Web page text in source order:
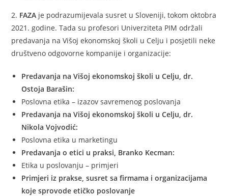
2. FAZA je podrazumijevala susret u Sloveniji, tokom oktobra
2021. godine. Tada su profesori Univerziteta PIM održali
predavanja na Višoj ekonomskoj školi u Celju i posjetili neke
društveno odgovorne kompanije i organizacije:
Predavanja na Višoj ekonomskoj školi u Celju, dr.
Ostoja Barašin:
Poslovna etika – izazov savremenog poslovanja
Predavanja na Višoj ekonomskoj školi u Celju, dr.
Nikola Vojvodić:
Poslovna etika u marketingu
Predavanja o etici u praksi, Branko Kecman:
Etika u poslovanju – primjeri
Primjeri iz prakse, susret sa firmama i organizacijama
koje sprovode etičko poslovanje